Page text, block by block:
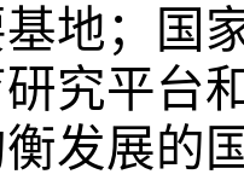
地；国
究平台
发展的